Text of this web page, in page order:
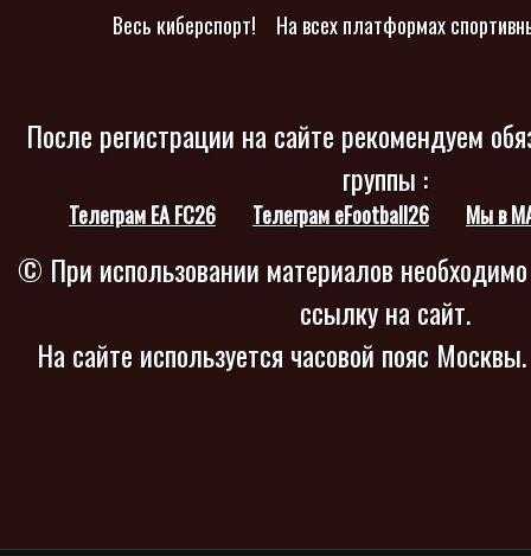
Весь киберспорт! На всех платформах
После регистрации на сайте рекомендуем
группы :
Телеграм EA FC26 Телеграм eFootball26 Мы в
© При использовании материалов
ссылку на сайт.
На сайте используется часовой пояс